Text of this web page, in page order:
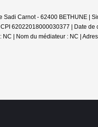
Carnot - 62400 BETHUNE |
62022018000030377 | Date
| Nom du médiateur : NC |